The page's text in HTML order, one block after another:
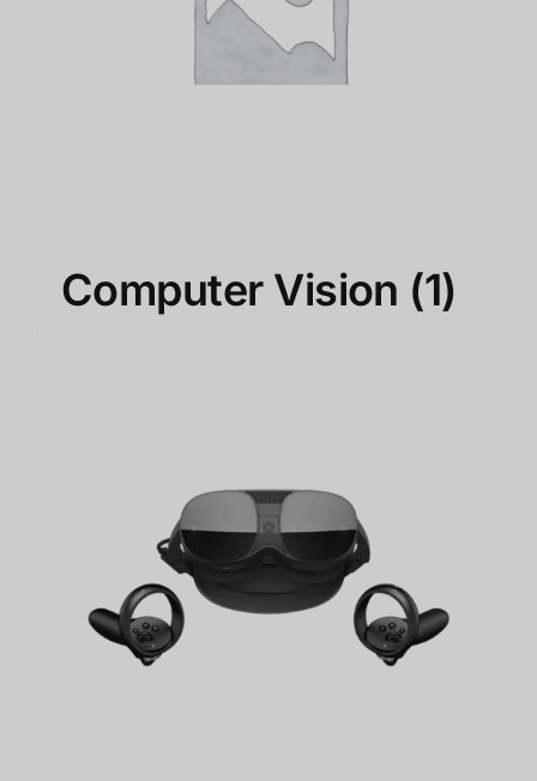
Computer Vision (1)